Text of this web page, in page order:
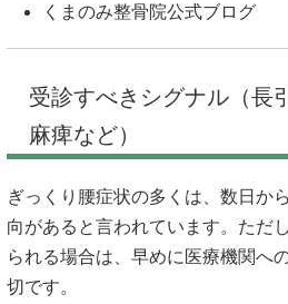
くまのみ整骨院公式ブログ
受診すべきシグナル（長
麻痺など）
ぎっくり腰症状の多くは、数日か
向があると言われています。ただ
られる場合は、早めに医療機関へ
切です。